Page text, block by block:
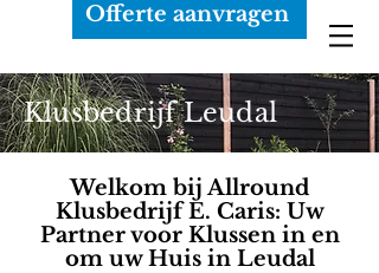
Offerte aanvragen
Klusbedrijf Leudal
Welkom bij Allround
Klusbedrijf E. Caris: Uw
Partner voor Klussen in en
om uw Huis in Leudal